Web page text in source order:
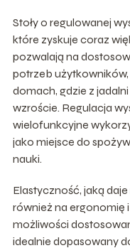
Stoły o regulowanej
które zyskuje coraz
pozwalają na
potrzeb
domach, gdzie z
wzroście. Regulacja
wielofunkcyjne
jako miejsce do
nauki.
Elastyczność, jaką
również na ergonomię
możliwości
idealnie dopasowany